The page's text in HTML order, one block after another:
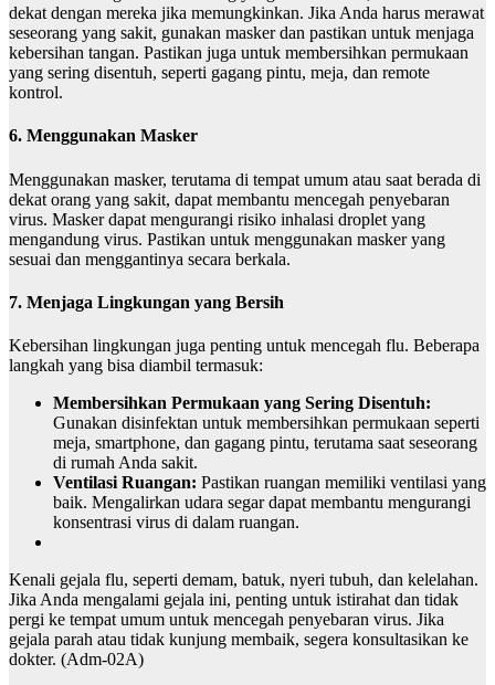
dekat dengan mereka jika memungkinkan. Jika Anda harus merawat
seseorang yang sakit, gunakan masker dan pastikan untuk menjaga
kebersihan tangan. Pastikan juga untuk membersihkan permukaan
yang sering disentuh, seperti gagang pintu, meja, dan remote
kontrol.
6. Menggunakan Masker
Menggunakan masker, terutama di tempat umum atau saat berada di
dekat orang yang sakit, dapat membantu mencegah penyebaran
virus. Masker dapat mengurangi risiko inhalasi droplet yang
mengandung virus. Pastikan untuk menggunakan masker yang
sesuai dan menggantinya secara berkala.
7. Menjaga Lingkungan yang Bersih
Kebersihan lingkungan juga penting untuk mencegah flu. Beberapa
langkah yang bisa diambil termasuk:
Membersihkan Permukaan yang Sering Disentuh:
Gunakan disinfektan untuk membersihkan permukaan seperti
meja, smartphone, dan gagang pintu, terutama saat seseorang
di rumah Anda sakit.
Ventilasi Ruangan: Pastikan ruangan memiliki ventilasi yang
baik. Mengalirkan udara segar dapat membantu mengurangi
konsentrasi virus di dalam ruangan.
Kenali gejala flu, seperti demam, batuk, nyeri tubuh, dan kelelahan.
Jika Anda mengalami gejala ini, penting untuk istirahat dan tidak
pergi ke tempat umum untuk mencegah penyebaran virus. Jika
gejala parah atau tidak kunjung membaik, segera konsultasikan ke
dokter. (Adm-02A)